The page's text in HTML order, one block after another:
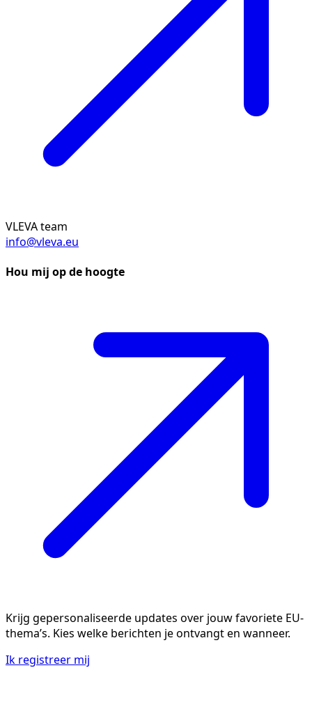
VLEVA team
info@vleva.eu
Hou mij op de hoogte
Krijg gepersonaliseerde updates over jouw favoriete EU-
thema’s. Kies welke berichten je ontvangt en wanneer.
Ik registreer mij